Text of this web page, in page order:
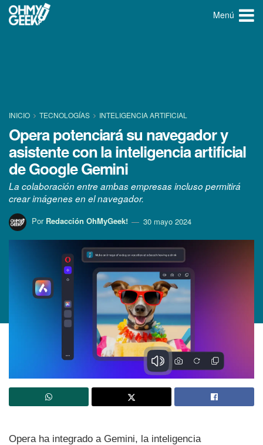
Menú
INICIO TECNOLOGÍ­AS INTELIGENCIA ARTIFICIAL
Opera potenciará su navegador y
asistente con la inteligencia artificial
de Google Gemini
La colaboración entre ambas empresas incluso permitirá
crear imágenes en el navegador.
Por Redacción OhMyGeek! 30 mayo 2024
Opera ha integrado a Gemini, la inteligencia